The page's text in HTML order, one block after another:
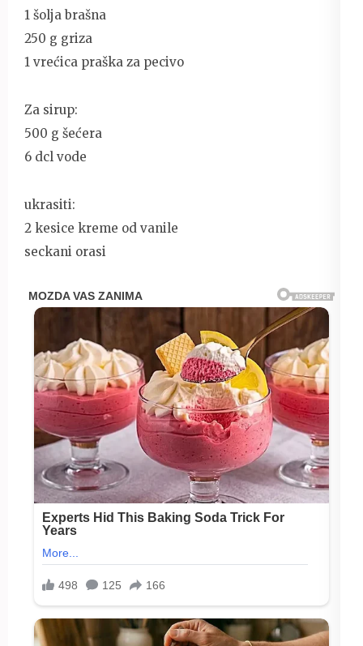
1 šolja brašna
250 g griza
1 vrećica praška za pecivo
Za sirup:
500 g šećera
6 dcl vode
ukrasiti:
2 kesice kreme od vanile
seckani orasi